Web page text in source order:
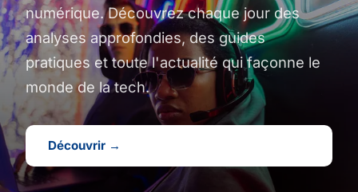
numérique. Découvrez chaque jour des
analyses approfondies, des guides
pratiques et toute l'actualité qui façonne le
monde de la tech.
Découvrir →